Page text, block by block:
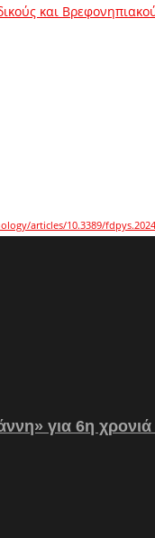
και
articles/10.3389/
για 6η χρονιά